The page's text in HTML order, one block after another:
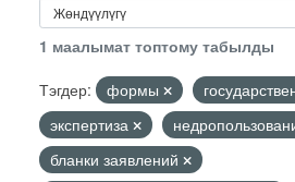
1 маалымат топтому табылды
Тэгдер:
формы
экспертиза
бланки заявлений